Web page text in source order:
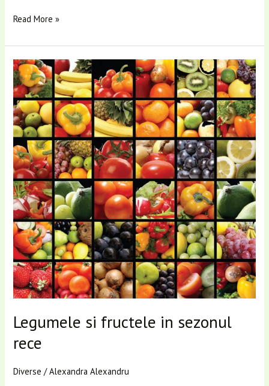
Read More »
Legumele si fructele in sezonul
rece
Diverse /Alexandra Alexandru
Legumele
si
fructele
in
sezonul
rece